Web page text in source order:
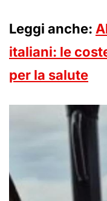
Leggi anche:
italiani: le
per la salute